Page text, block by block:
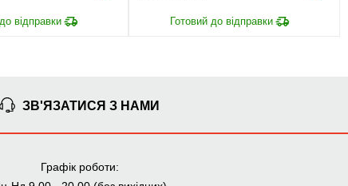
СПЛАЧУЙ АВАНС, А
ПЛАТИ ЧАСТИНАМИ
ЗВ'ЯЗАТИСЯ З НАМИ
Графік роботи: